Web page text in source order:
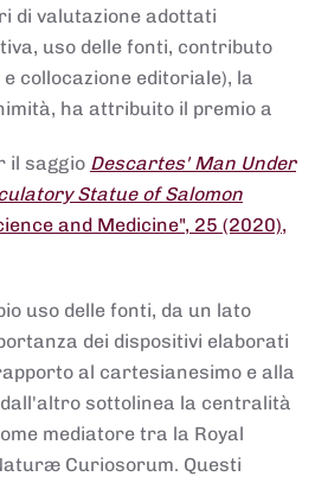
di valutazione adottati
uso delle fonti, contributo
collocazione editoriale), la
ha attribuito il premio a
il saggio Descartes' Man Under
Statue of Salomon
and Medicine", 25 (2020),
uso delle fonti, da un lato
dei dispositivi elaborati
al cartesianesimo e alla
dall'altro sottolinea la centralità
mediatore tra la Royal
Curiosorum. Questi